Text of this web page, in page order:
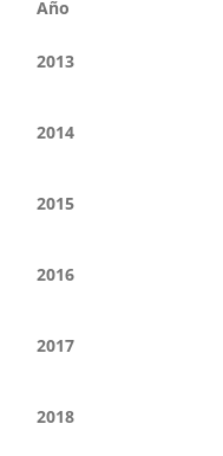
Año
2013
2014
2015
2016
2017
2018